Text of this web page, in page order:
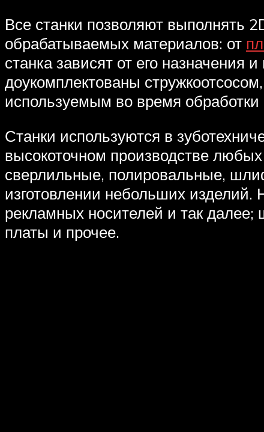
Все станки позволяют выполнять
обрабатываемых материалов: от
станка зависят от его
доукомплектованы
используемым во время
Станки используются в
высокоточном производстве
сверлильные, полировальные,
изготовлении небольших
рекламных носителей и так
платы и прочее.